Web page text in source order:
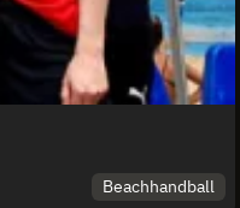
Beachhandball